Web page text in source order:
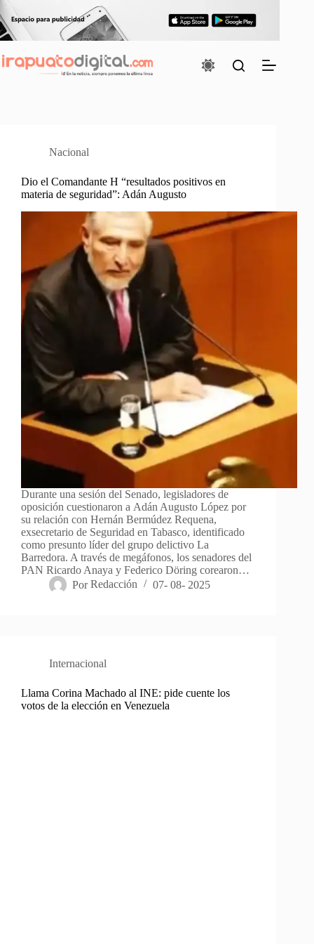
al
contenido
Nacional
Dio el Comandante H “resultados positivos en
materia de seguridad”: Adán Augusto
Durante una sesión del Senado, legisladores de
oposición cuestionaron a Adán Augusto López por
su relación con Hernán Bermúdez Requena,
exsecretario de Seguridad en Tabasco, identificado
como presunto líder del grupo delictivo La
Barredora. A través de megáfonos, los senadores del
PAN Ricardo Anaya y Federico Döring corearon…
Por Redacción 07- 08- 2025
Internacional
Llama Corina Machado al INE: pide cuente los
votos de la elección en Venezuela